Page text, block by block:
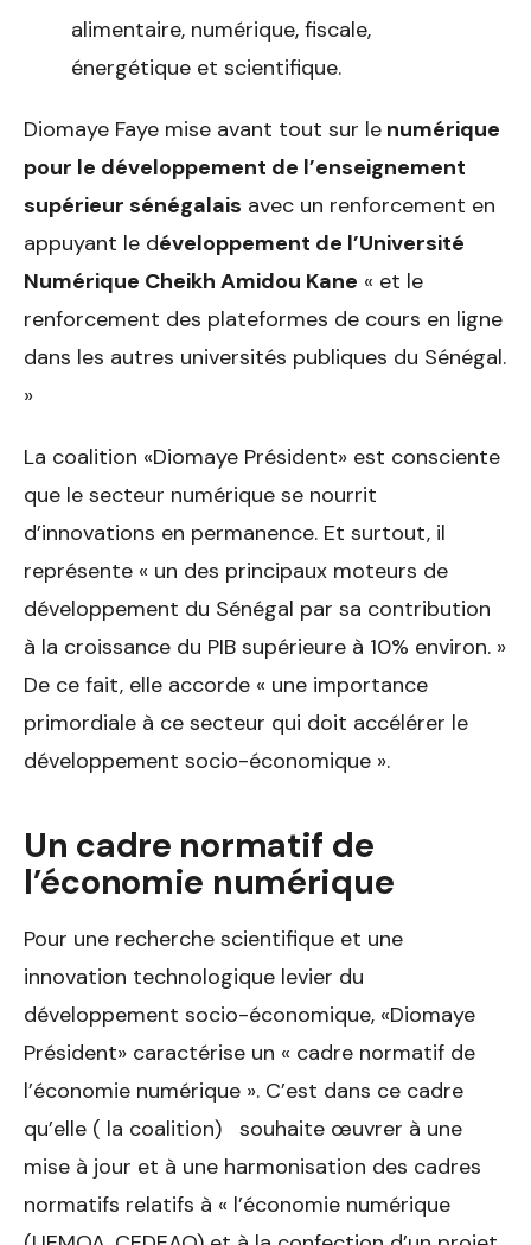
alimentaire, numérique, fiscale,
énergétique et scientifique.
Diomaye Faye mise avant tout sur le numérique
pour le développement de l’enseignement
supérieur sénégalais avec un renforcement en
appuyant le développement de l’Université
Numérique Cheikh Amidou Kane « et le
renforcement des plateformes de cours en ligne
dans les autres universités publiques du Sénégal.
»
La coalition «Diomaye Président» est consciente
que le secteur numérique se nourrit
d’innovations en permanence. Et surtout, il
représente « un des principaux moteurs de
développement du Sénégal par sa contribution
à la croissance du PIB supérieure à 10% environ. »
De ce fait, elle accorde « une importance
primordiale à ce secteur qui doit accélérer le
développement socio-économique ».
Un cadre normatif de
l’économie numérique
Pour une recherche scientifique et une
innovation technologique levier du
développement socio-économique, «Diomaye
Président» caractérise un « cadre normatif de
l’économie numérique ». C’est dans ce cadre
qu’elle ( la coalition) souhaite œuvrer à une
mise à jour et à une harmonisation des cadres
normatifs relatifs à « l’économie numérique